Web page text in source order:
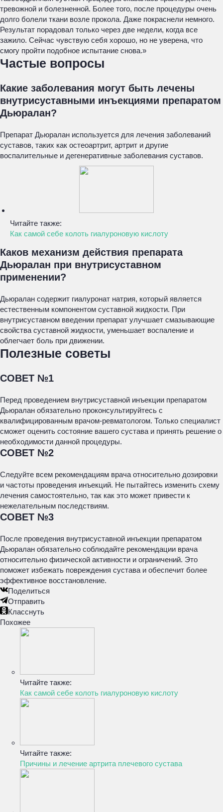
тревожной и болезненной. Более того, после процедуры очень
долго болели ткани возле прокола. Даже покраснели немного.
Результат порадовал только через две недели, когда все
зажило. Сейчас чувствую себя хорошо, но не уверена, что
смогу пройти подобное испытание снова.»
Частые вопросы
Какие заболевания могут быть лечены
внутрисуставными инъекциями препаратом
Дьюралан?
Препарат Дьюралан используется для лечения заболеваний
суставов, таких как остеоартрит, артрит и другие
воспалительные и дегенеративные заболевания суставов.
Читайте также:
Как самой себе колоть гиалуроновую кислоту
Каков механизм действия препарата
Дьюралан при внутрисуставном
применении?
Дьюралан содержит гиалуронат натрия, который является
естественным компонентом суставной жидкости. При
внутрисуставном введении препарат улучшает смазывающие
свойства суставной жидкости, уменьшает воспаление и
облегчает боль при движении.
Полезные советы
СОВЕТ №1
Перед проведением внутрисуставной инъекции препаратом
Дьюралан обязательно проконсультируйтесь с
квалифицированным врачом-ревматологом. Только специалист
сможет оценить состояние вашего сустава и принять решение о
необходимости данной процедуры.
СОВЕТ №2
Следуйте всем рекомендациям врача относительно дозировки
и частоты проведения инъекций. Не пытайтесь изменить схему
лечения самостоятельно, так как это может привести к
нежелательным последствиям.
СОВЕТ №3
После проведения внутрисуставной инъекции препаратом
Дьюралан обязательно соблюдайте рекомендации врача
относительно физической активности и ограничений. Это
поможет избежать повреждения сустава и обеспечит более
эффективное восстановление.
Поделиться
Отправить
Класснуть
Похожее
Читайте также:
Как самой себе колоть гиалуроновую кислоту
Читайте также:
Причины и лечение артрита плечевого сустава